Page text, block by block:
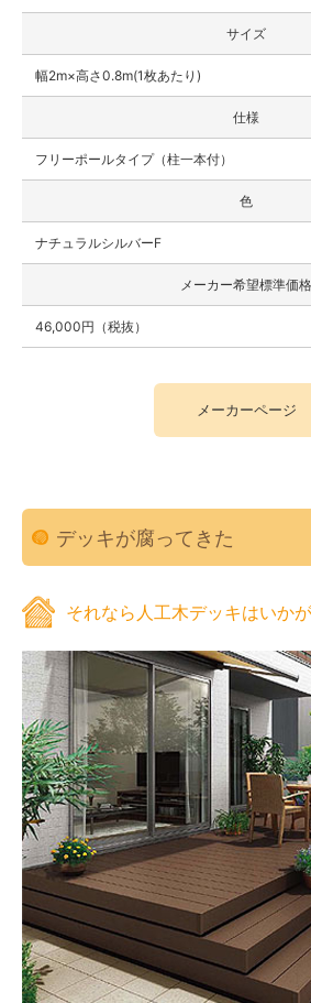
サイズ
幅2m×高さ0.8m(1枚あたり)
仕様
フリーポールタイプ（柱一本付）
色
ナチュラルシルバーF
メーカー希望標準価格
46,000円（税抜）
メーカーページ
デッキが腐ってきた
それなら人工木デッキはいか